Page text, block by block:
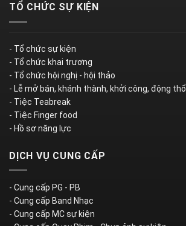
TỔ CHỨC SỰ KIỆN
- Tổ chức sự kiện
- Tổ chức khai trương
- Tổ chức hội nghị - hội thảo
- Lễ mở bán, khánh thành, khởi công, động thổ
- Tiệc Teabreak
- Tiệc Finger food
- Hồ sơ năng lực
DỊCH VỤ CUNG CẤP
- Cung cấp PG - PB
- Cung cấp Band Nhạc
- Cung cấp MC sự kiện